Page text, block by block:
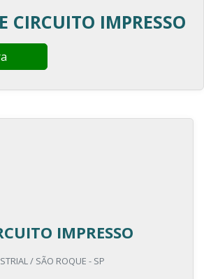
CIRCUITO IMPRESSO
IMPRESSO
/ SÃO ROQUE - SP